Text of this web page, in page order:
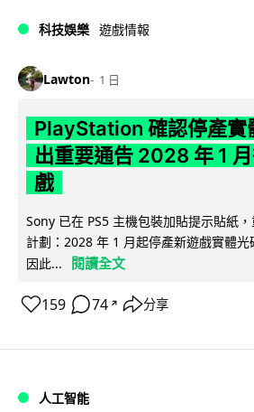
科技娛樂 遊戲情報
Lawton 1 日
PlayStation 確認停產實
出重要通告 2028 年 1
戲
Sony 已在 PS5 主機包裝加貼提示貼紙
計劃：2028 年 1 月起停產新遊戲實體光
因此...
閱讀全文
159 74 ↗ 分享
人工智能